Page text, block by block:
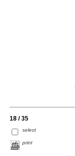
18 / 35
select
print